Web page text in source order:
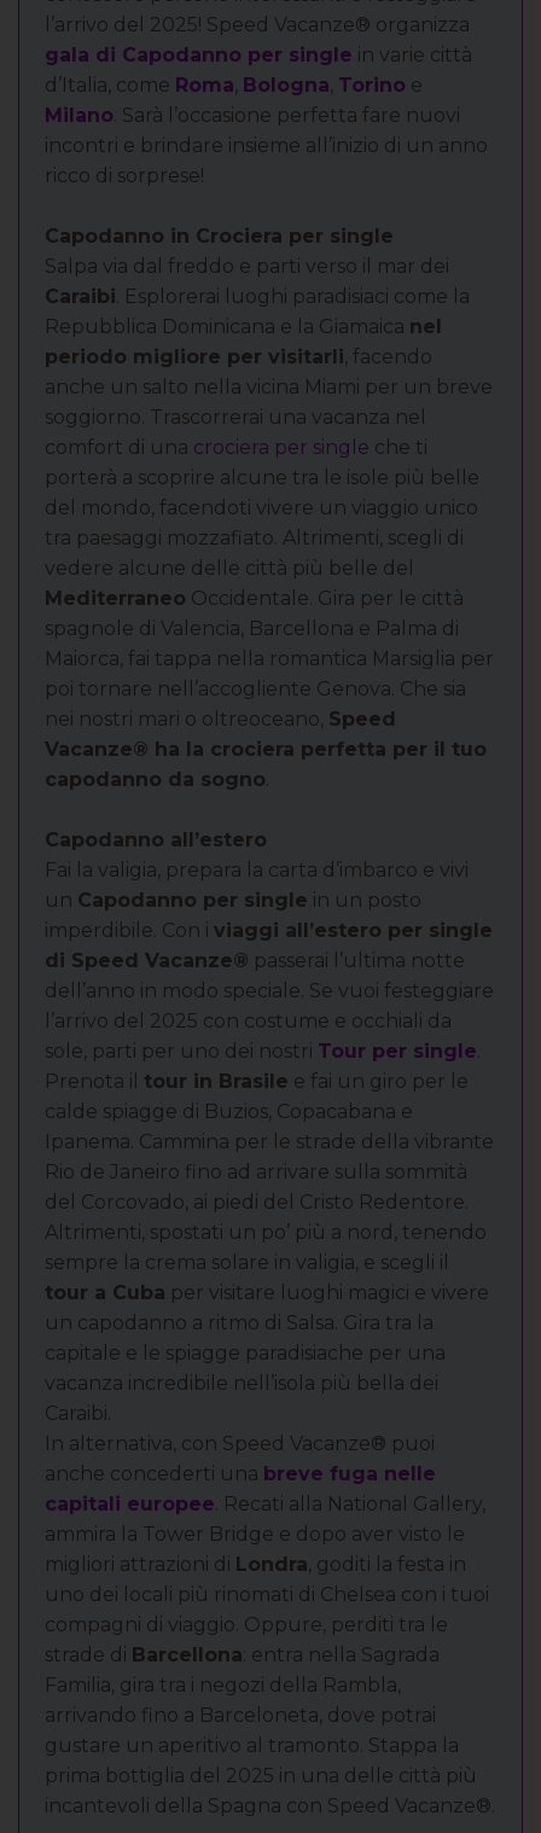
l’arrivo del 2025! Speed Vacanze® organizza
gala di Capodanno per single in varie città
d’Italia, come Roma, Bologna, Torino e
Milano. Sarà l’occasione perfetta fare nuovi
incontri e brindare insieme all’inizio di un anno
ricco di sorprese!
Capodanno in Crociera per single
Salpa via dal freddo e parti verso il mar dei
Caraibi. Esplorerai luoghi paradisiaci come la
Repubblica Dominicana e la Giamaica nel
periodo migliore per visitarli, facendo
anche un salto nella vicina Miami per un breve
soggiorno. Trascorrerai una vacanza nel
comfort di una crociera per single che ti
porterà a scoprire alcune tra le isole più belle
del mondo, facendoti vivere un viaggio unico
tra paesaggi mozzafiato. Altrimenti, scegli di
vedere alcune delle città più belle del
Mediterraneo Occidentale. Gira per le città
spagnole di Valencia, Barcellona e Palma di
Maiorca, fai tappa nella romantica Marsiglia per
poi tornare nell’accogliente Genova. Che sia
nei nostri mari o oltreoceano, Speed
Vacanze® ha la crociera perfetta per il tuo
capodanno da sogno.
Capodanno all’estero
Fai la valigia, prepara la carta d’imbarco e vivi
un Capodanno per single in un posto
imperdibile. Con i viaggi all’estero per single
di Speed Vacanze® passerai l’ultima notte
dell’anno in modo speciale. Se vuoi festeggiare
l’arrivo del 2025 con costume e occhiali da
sole, parti per uno dei nostri Tour per single.
Prenota il tour in Brasile e fai un giro per le
calde spiagge di Buzios, Copacabana e
Ipanema. Cammina per le strade della vibrante
Rio de Janeiro fino ad arrivare sulla sommità
del Corcovado, ai piedi del Cristo Redentore.
Altrimenti, spostati un po’ più a nord, tenendo
sempre la crema solare in valigia, e scegli il
tour a Cuba per visitare luoghi magici e vivere
un capodanno a ritmo di Salsa. Gira tra la
capitale e le spiagge paradisiache per una
vacanza incredibile nell’isola più bella dei
Caraibi.
In alternativa, con Speed Vacanze® puoi
anche concederti una breve fuga nelle
capitali europee. Recati alla National Gallery,
ammira la Tower Bridge e dopo aver visto le
migliori attrazioni di Londra, goditi la festa in
uno dei locali più rinomati di Chelsea con i tuoi
compagni di viaggio. Oppure, perditi tra le
strade di Barcellona: entra nella Sagrada
Familia, gira tra i negozi della Rambla,
arrivando fino a Barceloneta, dove potrai
gustare un aperitivo al tramonto. Stappa la
prima bottiglia del 2025 in una delle città più
incantevoli della Spagna con Speed Vacanze®.